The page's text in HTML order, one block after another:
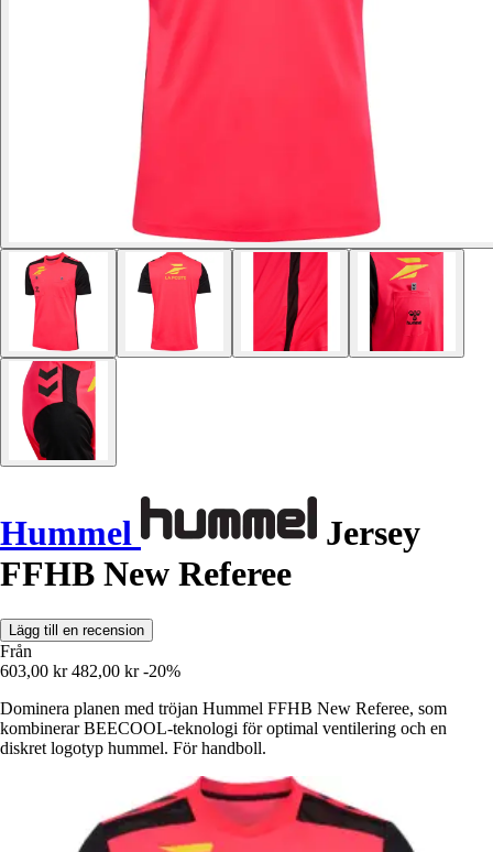
Hummel
Jersey
FFHB New Referee
Lägg till en recension
Från
603,00 kr 482,00 kr -20%
Dominera planen med tröjan Hummel FFHB New Referee, som
kombinerar BEECOOL-teknologi för optimal ventilering och en
diskret logotyp hummel. För handboll.